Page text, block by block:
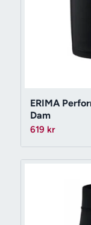
ERIMA
Dam
619 kr